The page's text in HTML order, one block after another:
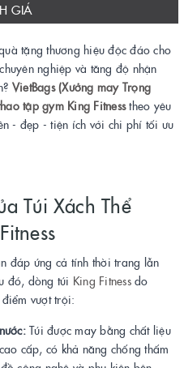
GIÁ
tặng thương hiệu độc đáo cho
nghiệp và tăng độ nhận
VietBags (Xưởng may Trọng
tập gym King Fitnesstheo yêu
- đẹp - tiện ích với chi phí tối ưu
Túi Xách Thể
đáp ứng cả tính thời trang lẫn
đó, dòng túi King Fitnessdo
điểm vượt trội:
Túi được may bằng chất liệu
cấp, có khả năng chống thấm